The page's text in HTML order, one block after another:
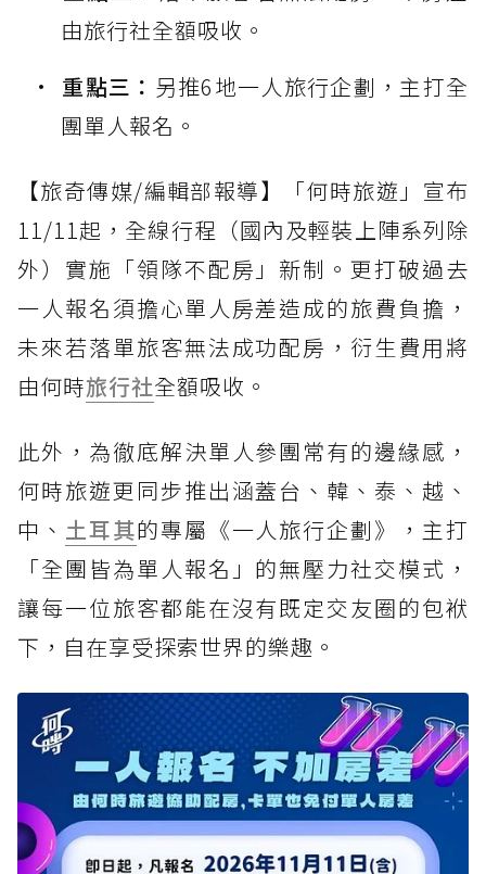
由旅行社全額吸收。
重點三： 另推6地一人旅行企劃，主打全
團單人報名。
【旅奇傳媒/編輯部報導】「何時旅遊」宣布
11/11起，全線行程（國內及輕裝上陣系列除
外）實施「領隊不配房」新制。更打破過去
一人報名須擔心單人房差造成的旅費負擔，
未來若落單旅客無法成功配房，衍生費用將
由何時旅行社全額吸收。
此外，為徹底解決單人參團常有的邊緣感，
何時旅遊更同步推出涵蓋台、韓、泰、越、
中、 土耳其的專屬《一人旅行企劃》，主打
「全團皆為單人報名」的無壓力社交模式，
讓每一位旅客都能在沒有既定交友圈的包袱
下，自在享受探索世界的樂趣。